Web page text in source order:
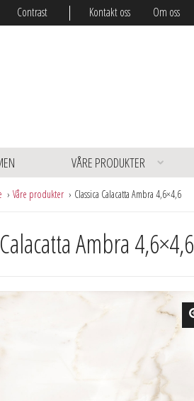
Contrast Kontakt oss Om oss
VÅRE PRODUKTER
Våre produkter Classica Calacatta Ambra 4,6×4,6
Ambra 4,6×4,6